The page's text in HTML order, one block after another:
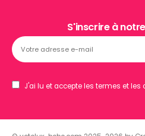
S'inscrire à
J'ai lu et accepte les termes et les